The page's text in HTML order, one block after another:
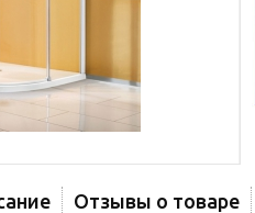
Отзывы о товаре